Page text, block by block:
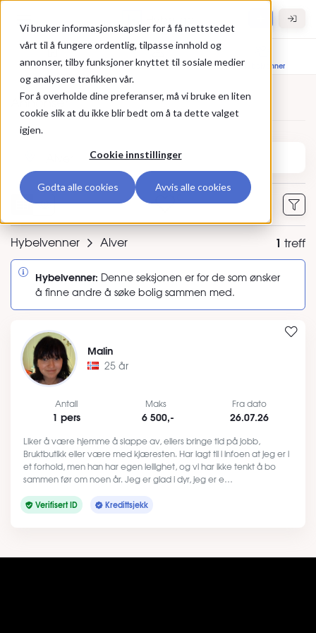
Vi bruker informasjonskapsler for å få nettstedet
vårt til å fungere ordentlig, tilpasse innhold og
annonser, tilby funksjoner knyttet til sosiale medier
og analysere trafikken vår.
For å overholde dine preferanser, må vi bruke en liten
cookie slik at du ikke blir bedt om å ta dette valget
igjen.
Cookie innstillinger
Godta alle cookies Avvis alle cookies
Bolig til leie Leietakere Hybelvenner
Annonser
Hybelvenner Alver 1 treff
Hybelvenner: Denne seksjonen er for de som ønsker
å finne andre å søke bolig sammen med.
Malin
25 år
Antall
1 pers
Maks
6 500,-
Fra dato
26.07.26
Liker å være hjemme å slappe av, ellers bringe tid på jobb,
Bruktbutikk eller være med kjæresten. Har lagt til i infoen at jeg er i
et forhold, men han har egen leilighet, og vi har ikke tenkt å bo
sammen før om noen år. Jeg er glad i dyr, jeg er e…
Verifisert ID Kredittsjekk